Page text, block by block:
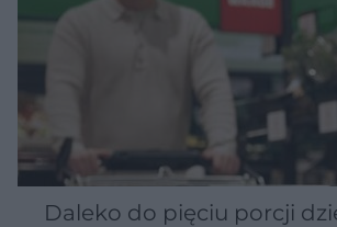
Daleko do pięciu porcji